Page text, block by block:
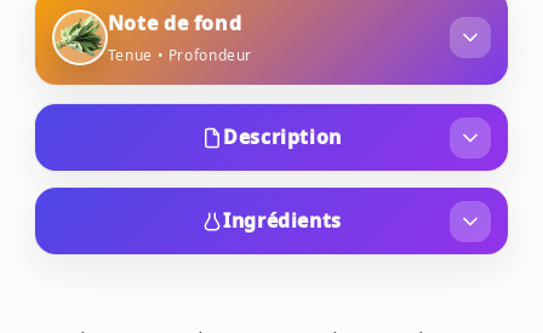
Note de fond
Tenue • Profondeur
Description
Lancé en 2014 et composé par la parfumeuse
Christine Nagel, Wood Sage & Sea Salt est une
création emblématique de Jo Malone London
Ingrédients